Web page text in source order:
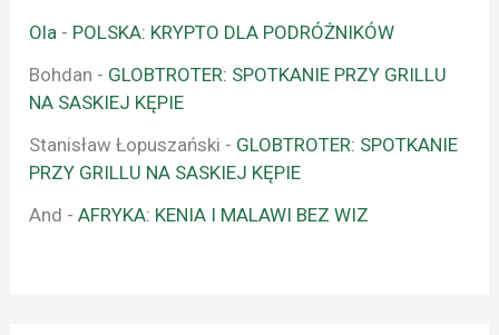
Ola - POLSKA: KRYPTO DLA PODRÓŻNIKÓW
Bohdan - GLOBTROTER: SPOTKANIE PRZY GRILLU
NA SASKIEJ KĘPIE
Stanisław Łopuszański - GLOBTROTER: SPOTKANIE
PRZY GRILLU NA SASKIEJ KĘPIE
And -AFRYKA: KENIA I MALAWI BEZ WIZ